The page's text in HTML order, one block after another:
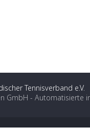
Tennisverband e.V.
GmbH - Automatisierte